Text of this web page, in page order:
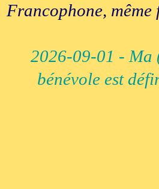
Francophone,
2026-09-01 - Ma
bénévole est